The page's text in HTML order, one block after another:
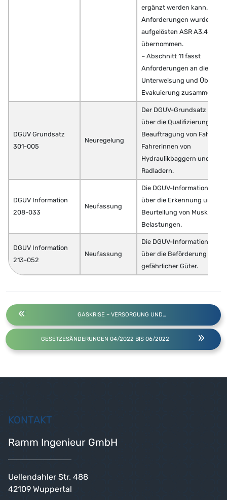
ergänzt werden kann. Diese
Anforderungen wurden aus
aufgelösten ASR A3.4/7
übernommen.
– Abschnitt 11 fasst
Anforderungen an die
Unterweisung und Übung
Evakuierung zusammen.
DGUV Grundsatz
301-005
Neuregelung
Der DGUV-Grundsatz
über die Qualifizierung und
Beauftragung von Fahrern
Fahrerinnen von
Hydraulikbaggern und
Radladern.
DGUV Information
208-033
Neufassung
Die DGUV-Information
über die Erkennung und
Beurteilung von Muskel-
Belastungen.
DGUV Information
213-052
Neufassung
Die DGUV-Information
über die Beförderung
gefährlicher Güter.
GASKRISE – VERSORGUNG UND…
GESETZESÄNDERUNGEN 04/2022 BIS 06/2022
KONTAKT
Ramm Ingenieur GmbH
Uellendahler Str. 488
42109 Wuppertal